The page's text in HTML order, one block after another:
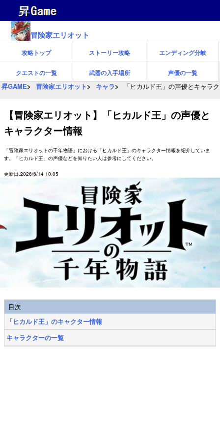
冒険家エリオット
攻略トップ ストーリー攻略 エンディング分岐
クエストの一覧 武器の入手場所 声優の一覧
昇GAME 冒険家エリオット キャラ 「ヒカルド王」の声優とキャラ
【冒険家エリオット】「ヒカルド王」の声優と
キャラクター情報
「冒険家エリオットの千年物語」における「ヒカルド王」のキャラクター情報を紹介していま
す。「ヒカルド王」の声優などを知りたい人は参考にしてください。
更新日:2026/6/14 10:05
目次
「ヒカルド王」のキャクター情報
キャラクターの一覧